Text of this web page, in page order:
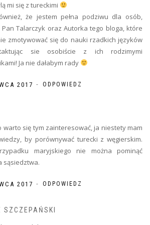
mi się z tureckimi
że jestem pełna podziwu dla osób,
Talarczyk oraz Autorka tego bloga, które
zmotywować się do nauki rzadkich języków
sie osobiście z ich rodzimymi
Ja nie dałabym rady
2017 - ODPOWIEDZ
warto się tym zainteresować, ja niestety mam
by porównywać turecki z węgierskim.
maryjskiego nie można pominąć
sąsiedztwa.
2017 - ODPOWIEDZ
SZCZEPAŃSKI